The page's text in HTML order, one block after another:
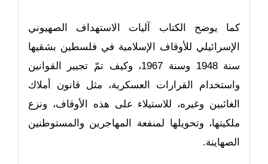
كما يوضح الكتاب آليات الاستهداف الصهيوني
الإسرائيلي للأوقاف الإسلامية في فلسطين بشقيها
سنة 1948 وسنة 1967، وكيف تمّ تجيير القوانين
واستخدام القرارات العسكرية، مثل قانون أملاك
الغائبين وغيره، للاستيلاء على هذه الأوقاف، ونزع
ملكيتها، وتحويلها لمنفعة المهاجرين والمستوطنين
الصهاينة.